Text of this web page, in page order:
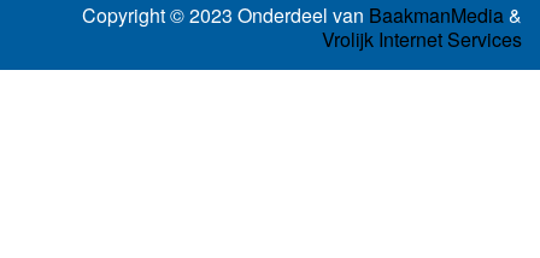
Copyright © 2023 Onderdeel van BaakmanMedia&
Vrolijk Internet Services